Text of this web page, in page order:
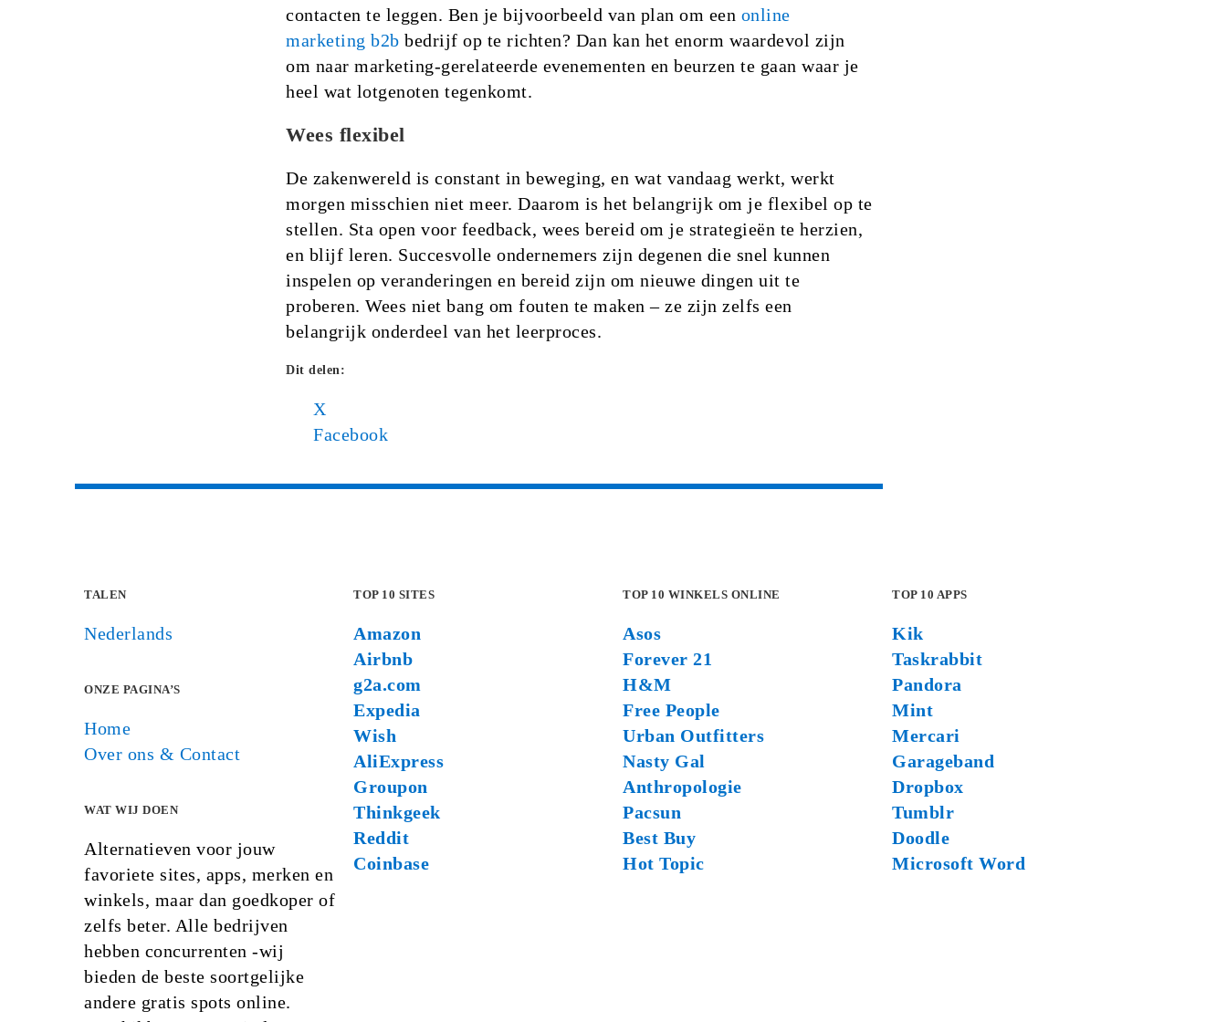
contacten te leggen. Ben je bijvoorbeeld van plan om een online
marketing b2b bedrijf op te richten? Dan kan het enorm waardevol zijn
om naar marketing-gerelateerde evenementen en beurzen te gaan waar je
heel wat lotgenoten tegenkomt.
Wees flexibel
De zakenwereld is constant in beweging, en wat vandaag werkt, werkt
morgen misschien niet meer. Daarom is het belangrijk om je flexibel op te
stellen. Sta open voor feedback, wees bereid om je strategieën te herzien,
en blijf leren. Succesvolle ondernemers zijn degenen die snel kunnen
inspelen op veranderingen en bereid zijn om nieuwe dingen uit te
proberen. Wees niet bang om fouten te maken – ze zijn zelfs een
belangrijk onderdeel van het leerproces.
Dit delen:
X
Facebook
TALEN
Nederlands
ONZE PAGINA’S
Home
Over ons & Contact
WAT WIJ DOEN
Alternatieven voor jouw
favoriete sites, apps, merken en
winkels, maar dan goedkoper of
zelfs beter. Alle bedrijven
hebben concurrenten -wij
bieden de beste soortgelijke
andere gratis spots online.
TOP 10 SITES
Amazon
Airbnb
g2a.com
Expedia
Wish
AliExpress
Groupon
Thinkgeek
Reddit
Coinbase
TOP 10 WINKELS ONLINE
Asos
Forever 21
H&M
Free People
Urban Outfitters
Nasty Gal
Anthropologie
Pacsun
Best Buy
Hot Topic
TOP 10 APPS
Kik
Taskrabbit
Pandora
Mint
Mercari
Garageband
Dropbox
Tumblr
Doodle
Microsoft Word